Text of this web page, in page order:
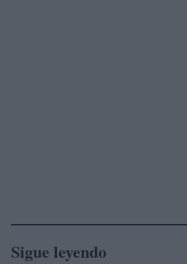
Sigue leyendo